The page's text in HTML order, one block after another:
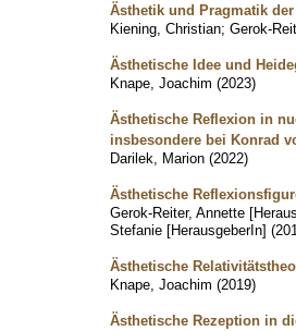
Ästhetik und Pragmatik
Kiening, Christian; Gerok-
Ästhetische Idee und
Knape, Joachim (2023)
Ästhetische Reflexion in
insbesondere bei Konrad
Darilek, Marion (2022)
Ästhetische
Gerok-Reiter, Annette
Stefanie [HerausgeberIn] (
Ästhetische
Knape, Joachim (2019)
Ästhetische Rezeption in